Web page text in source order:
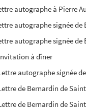
autographe à Pierre
autographe signée
autographe signée
à dîner
autographe signée
de Bernardin de
de Bernardin de